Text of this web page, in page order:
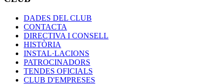
DADES DEL CLUB
CONTACTA
DIRECTIVA I CONSELL
HISTÒRIA
INSTAL·LACIONS
PATROCINADORS
TENDES OFICIALS
CLUB D'EMPRESES